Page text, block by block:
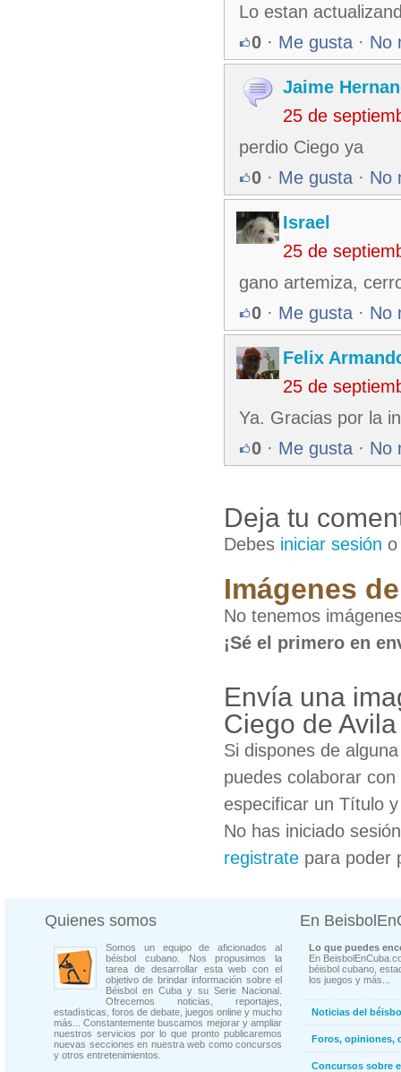
Lo estan
0 · Me gusta · No
Jaime
25 de
perdio Ciego ya
0 · Me gusta · No
Israel
25 de
gano artemiza,
0 · Me gusta · No
Felix
25 de
Ya. Gracias por la
0 · Me gusta · No
Deja tu
Debes iniciar sesión
Imágenes
No tenemos
¡Sé el primero en
Envía una
Ciego de Avila
Si dispones de
puedes colaborar
especificar un Título
No has iniciado
registrate para poder
Quienes somos
Somos un equipo de aficionados al
béisbol cubano. Nos propusimos la
tarea de desarrollar esta web con el
objetivo de brindar información sobre el
Béisbol en Cuba y su Serie Nacional.
Ofrecemos noticias, reportajes,
estadísticas, foros de debate, juegos online y mucho
más... Constantemente buscamos mejorar y ampliar
nuestros servicios por lo que pronto publicaremos
nuevas secciones en nuestra web como concursos
y otros entretenimientos.
En
Lo que puedes
En
béisbol cubano,
los juegos y más...
Noticias del
Foros, opiniones,
Concursos sobre